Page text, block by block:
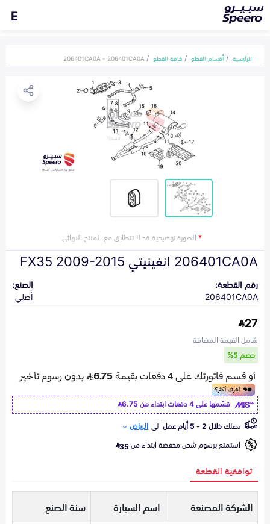
E
الرئيسية أقسام القطع كافة القطع 206401CA0A - 206401CA0A
*الصورة توضيحية قد لا تتطابق مع المنتج النهائي
206401CA0A انفينيتي FX35 2009-2015
رقم القطعة:
206401CA0A
الصنع:
أصلي
27
شامل القيمة المضافة
خصم 5%
قسّمها على 4 دفعات ابتداء من
6.75
تصلكخلال 2 - 5 أيام عمل الى الرياض
استمتع برسوم شحن مخفضة ابتداء من35
توافقية القطعة
الشركة المصنعة اسم السيارة
سنة الصنع